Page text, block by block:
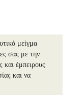
μείγμα
σας με την
και έμπειρους
και να